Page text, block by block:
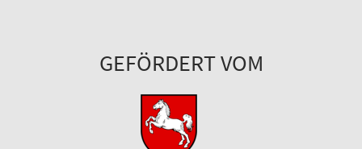
GEFÖRDERT VOM